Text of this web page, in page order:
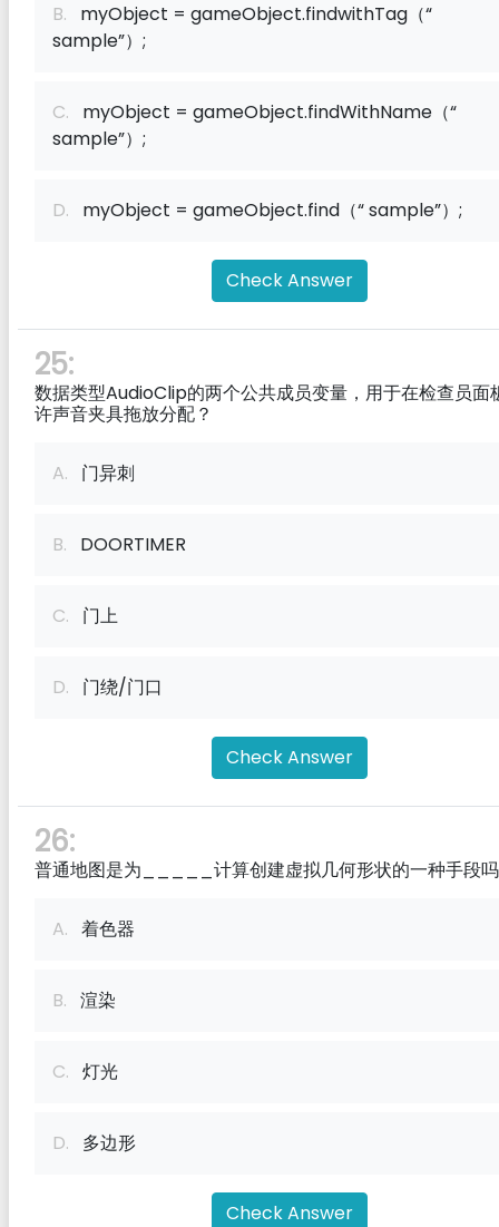
B. myObject = gameObject.findwithTag（“
sample”）;
C. myObject = gameObject.findWithName（“
sample”）;
D. myObject = gameObject.find（“ sample”）;
Check Answer
25:
数据类型AudioClip的两个公共成员变量，用于在检查员面
许声音夹具拖放分配？
A. 门异刺
B. DOORTIMER
C. 门上
D. 门绕/门口
Check Answer
26:
普通地图是为_____计算创建虚拟几何形状的一种手段
A. 着色器
B. 渲染
C. 灯光
D. 多边形
Check Answer